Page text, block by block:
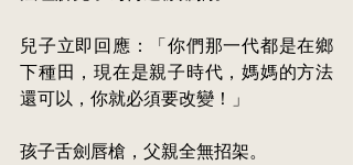
兒子立即回應：「你們那一代都是在鄉
下種田，現在是親子時代，媽媽的方法
還可以，你就必須要改變！」
孩子舌劍唇槍，父親全無招架。